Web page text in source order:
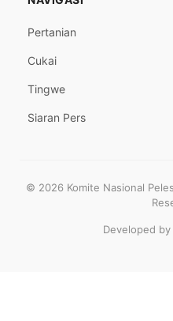
Pertanian
Cukai
Tingwe
Siaran Pers
© 2026 Komite Nasional
Developed by